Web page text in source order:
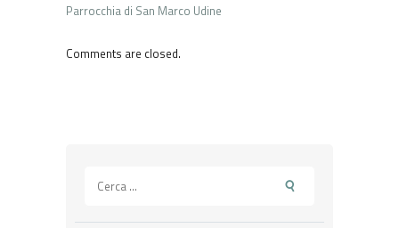
Parrocchia di San Marco Udine
Comments are closed.
per: